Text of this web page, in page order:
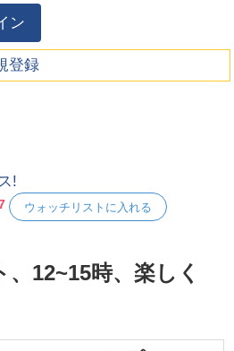
ン
登録
!
ウォッチリストに入れる
12~15時、楽しく